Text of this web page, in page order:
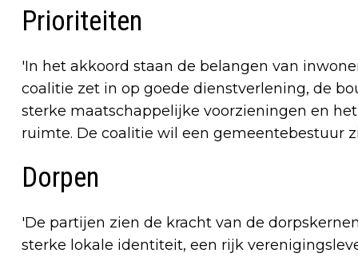
Prioriteiten
'In het akkoord staan de belangen van
coalitie zet in op goede dienstverlening, de
sterke maatschappelijke voorzieningen en
ruimte. De coalitie wil een gemeentebestuur
Dorpen
'De partijen zien de kracht van de
sterke lokale identiteit, een rijk